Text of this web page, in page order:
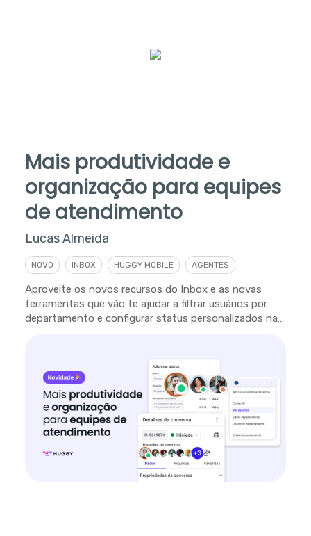
Mais produtividade e
organização para equipes
de atendimento
Lucas Almeida
NOVO INBOX HUGGY MOBILE AGENTES
Aproveite os novos recursos do Inbox e as novas
ferramentas que vão te ajudar a filtrar usuários por
departamento e configurar status personalizados na